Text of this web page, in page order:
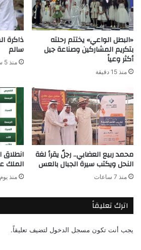
«البطل الواعي» يختتم رحلته
بتكريم المشاركين وصناعة جيل
أكثر وعياً
منذ 15 دقيقة
ذاكرة
سالم
منذ 5 ساعات
محمد ربيع العضابي.. رجلٌ يقرأ لغة
النحل ويكتب سيرة الجبال بالعس
منذ 7 ساعات
الملك
منذ
اترك تعليقاً
يجب أنت تكون مسجل الدخول لتضيف تعليقاً.